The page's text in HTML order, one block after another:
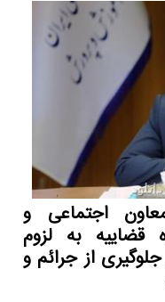
اجتماعی و
قضاییه به لزوم
از جرائم و